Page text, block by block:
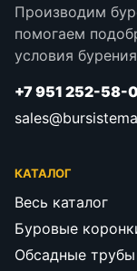
Производим
помогаем
условия
+7 951 252-58-
КАТАЛОГ
Весь каталог
Буровые
Обсадные трубы